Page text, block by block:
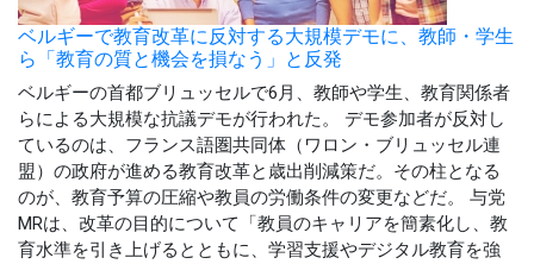
ベルギーで教育改革に反対する大規模デモに、教師・学生
ら「教育の質と機会を損なう」と反発
ベルギーの首都ブリュッセルで6月、教師や学生、教育関係者
らによる大規模な抗議デモが行われた。 デモ参加者が反対し
ているのは、フランス語圏共同体（ワロン・ブリュッセル連
盟）の政府が進める教育改革と歳出削減策だ。その柱となる
のが、教育予算の圧縮や教員の労働条件の変更などだ。 与党
MRは、改革の目的について「教員のキャリアを簡素化し、教
育水準を引き上げるとともに、学習支援やデジタル教育を強